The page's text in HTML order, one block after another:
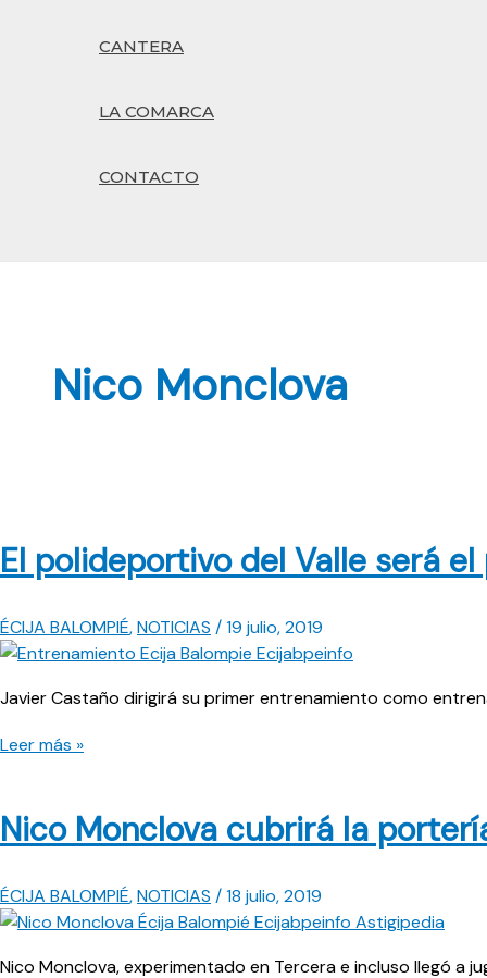
CANTERA
LA COMARCA
CONTACTO
Nico Monclova
El polideportivo del Valle será
ÉCIJA BALOMPIÉ,NOTICIAS /19 julio, 2019
Javier Castaño dirigirá su primer entrenamiento como
El
Valle
será
el
punto
de
partida
Leer más »
Nico Monclova cubrirá la
ÉCIJA BALOMPIÉ,NOTICIAS /18 julio, 2019
Nico Monclova, experimentado en Tercera e incluso llegó a